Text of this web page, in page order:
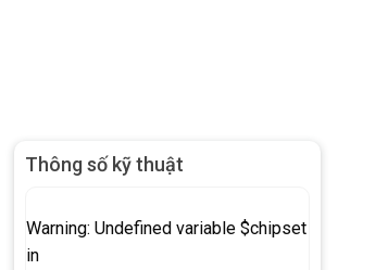
Thông số kỹ thuật
Warning: Undefined variable $chipset
in